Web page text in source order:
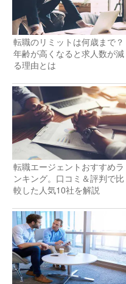
転職のリミットは何歳まで？
年齢が高くなると求人数が減
る理由とは
転職エージェントおすすめラ
ンキング。口コミ＆評判で比
較した人気10社を解説